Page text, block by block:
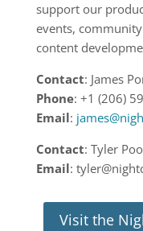
support our
events,
content
Contact: James
Phone: +1 (206)
Email:
Contact: Tyler
Email:
Visit the